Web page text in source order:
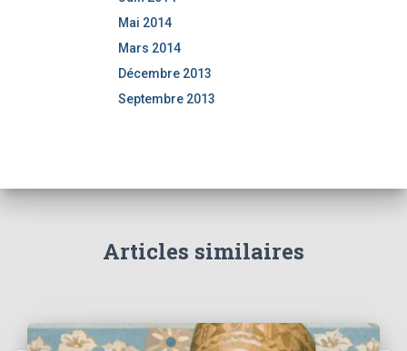
Mai 2014
Mars 2014
Décembre 2013
Septembre 2013
Articles similaires